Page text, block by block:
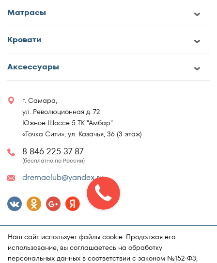
Матрасы
Кровати
Аксессуары
г. Самара,
ул. Революционная д. 72
Южное Шоссе 5 ТК "Амбар"
«Точка Сити», ул. Казачья, 36 (3 этаж)
8 846 225 37 87
(бесплатно по России)
dremaclub@yandex.ru
Наш сайт использует файлы cookie. Продолжая его
использование, вы соглашаетесь на обработку
персональных данных в соответствии с законом №152-ФЗ,